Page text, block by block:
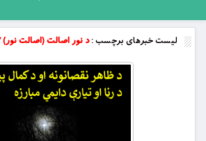
لیست خبرهای برچسب :د نور اصالت (اصالت نور) 7